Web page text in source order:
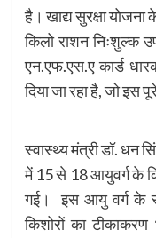
है। खाद्य सुरक्षा योजना
किलो राशन निःशुल्क
एन.एफ.एस.ए कार्ड
दिया जा रहा है, जो इस
स्वास्थ्य मंत्री डॉ. धन
में 15 से 18 आयुवर्ग के
गई। इस आयु वर्ग के
किशोरों का टीकाकरण